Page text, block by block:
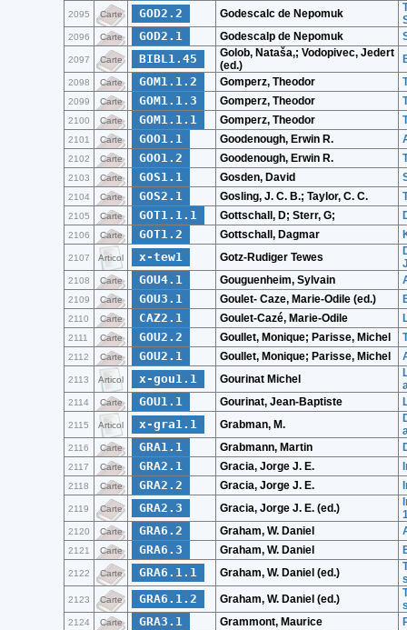
2095 Carte GOD2.2 Godescalc de Nepomuk
2096 Carte GOD2.1 Godescalp de Nepomuk
2097 Carte BIBL1.45
Golob, Nataša,; Vodopivec, Jedert
(ed.)
2098 Carte GOM1.1.2 Gomperz, Theodor
2099 Carte GOM1.1.3 Gomperz, Theodor
2100 Carte GOM1.1.1 Gomperz, Theodor
2101 Carte GOO1.1 Goodenough, Erwin R.
2102 Carte GOO1.2 Goodenough, Erwin R.
2103 Carte GOS1.1 Gosden, David
2104 Carte GOS2.1 Gosling, J. C. B.; Taylor, C. C.
2105 Carte GOT1.1.1 Gottschall, D; Sterr, G;
2106 Carte GOT1.2 Gottschall, Dagmar
2107 Articol x-tew1 Gotz-Rudiger Tewes
2108 Carte GOU4.1 Gouguenheim, Sylvain
2109 Carte GOU3.1 Goulet- Caze, Marie-Odile (ed.)
2110 Carte CAZ2.1 Goulet-Cazé, Marie-Odile
2111 Carte GOU2.2 Goullet, Monique; Parisse, Michel
2112 Carte GOU2.1 Goullet, Monique; Parisse, Michel
2113 Articol x-gou1.1 Gourinat Michel
2114 Carte GOU1.1 Gourinat, Jean-Baptiste
2115 Articol x-gra1.1 Grabman, M.
2116 Carte GRA1.1 Grabmann, Martin
2117 Carte GRA2.1 Gracia, Jorge J. E.
2118 Carte GRA2.2 Gracia, Jorge J. E.
2119 Carte GRA2.3 Gracia, Jorge J. E. (ed.)
2120 Carte GRA6.2 Graham, W. Daniel
2121 Carte GRA6.3 Graham, W. Daniel
2122 Carte GRA6.1.1 Graham, W. Daniel (ed.)
2123 Carte GRA6.1.2 Graham, W. Daniel (ed.)
2124 Carte GRA3.1 Grammont, Maurice